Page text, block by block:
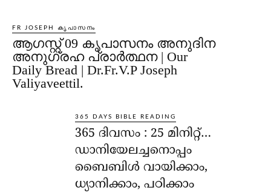
FR JOSEPH കൃപാസനം
ആഗസ്റ്റ് 09 കൃപാസനം അനുദിന
അനുഗ്രഹ പ്രാർത്ഥന | Our
Daily Bread | Dr.Fr.V.P Joseph
Valiyaveettil.
365 DAYS BIBLE READING
365 ദിവസം : 25 മിനിറ്റ്…
ഡാനിയേലച്ചനൊപ്പം
ബൈബിൾ വായിക്കാം,
ധ്യാനിക്കാം, പഠിക്കാം